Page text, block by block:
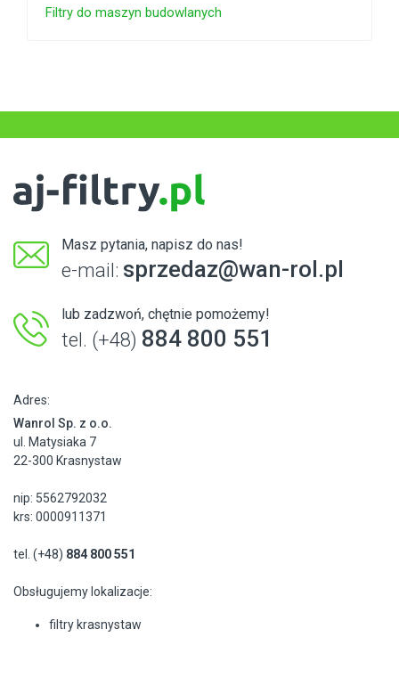
Filtry do maszyn budowlanych
Masz pytania, napisz do nas!
e-mail: sprzedaz@wan-rol.pl
lub zadzwoń, chętnie pomożemy!
tel. (+48) 884 800 551
Adres:
Wanrol Sp. z o.o.
ul. Matysiaka 7
22-300 Krasnystaw
nip: 5562792032
krs: 0000911371
tel. (+48) 884 800 551
Obsługujemy lokalizacje:
filtry krasnystaw